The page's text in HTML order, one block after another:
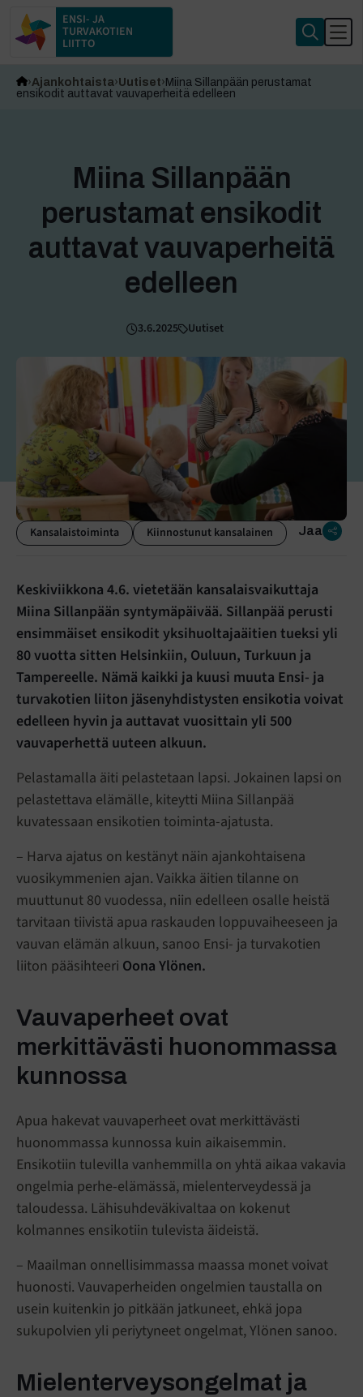
ENSI- JA
TURVAKOTIEN
LIITTO
Ajankohtaista Uutiset Miina Sillanpään perustamat
ensikodit auttavat vauvaperheitä edelleen
Miina Sillanpään
perustamat ensikodit
auttavat vauvaperheitä
edelleen
3.6.2025 Uutiset
Kansalaistoiminta Kiinnostunut kansalainen Jaa
Keskiviikkona 4.6. vietetään kansalaisvaikuttaja
Miina Sillanpään syntymäpäivää. Sillanpää perusti
ensimmäiset ensikodit yksihuoltajaäitien tueksi yli
80 vuotta sitten Helsinkiin, Ouluun, Turkuun ja
Tampereelle. Nämä kaikki ja kuusi muuta Ensi- ja
turvakotien liiton jäsenyhdistysten ensikotia voivat
edelleen hyvin ja auttavat vuosittain yli 500
vauvaperhettä uuteen alkuun.
Pelastamalla äiti pelastetaan lapsi. Jokainen lapsi on
pelastettava elämälle, kiteytti Miina Sillanpää
kuvatessaan ensikotien toiminta-ajatusta.
– Harva ajatus on kestänyt näin ajankohtaisena
vuosikymmenien ajan. Vaikka äitien tilanne on
muuttunut 80 vuodessa, niin edelleen osalle heistä
tarvitaan tiivistä apua raskauden loppuvaiheeseen ja
vauvan elämän alkuun, sanoo Ensi- ja turvakotien
liiton pääsihteeri Oona Ylönen.
Vauvaperheet ovat
merkittävästi huonommassa
kunnossa
Apua hakevat vauvaperheet ovat merkittävästi
huonommassa kunnossa kuin aikaisemmin.
Ensikotiin tulevilla vanhemmilla on yhtä aikaa vakavia
ongelmia perhe-elämässä, mielenterveydessä ja
taloudessa. Lähisuhdeväkivaltaa on kokenut
kolmannes ensikotiin tulevista äideistä.
– Maailman onnellisimmassa maassa monet voivat
huonosti. Vauvaperheiden ongelmien taustalla on
usein kuitenkin jo pitkään jatkuneet, ehkä jopa
sukupolvien yli periytyneet ongelmat, Ylönen sanoo.
Mielenterveysongelmat ja